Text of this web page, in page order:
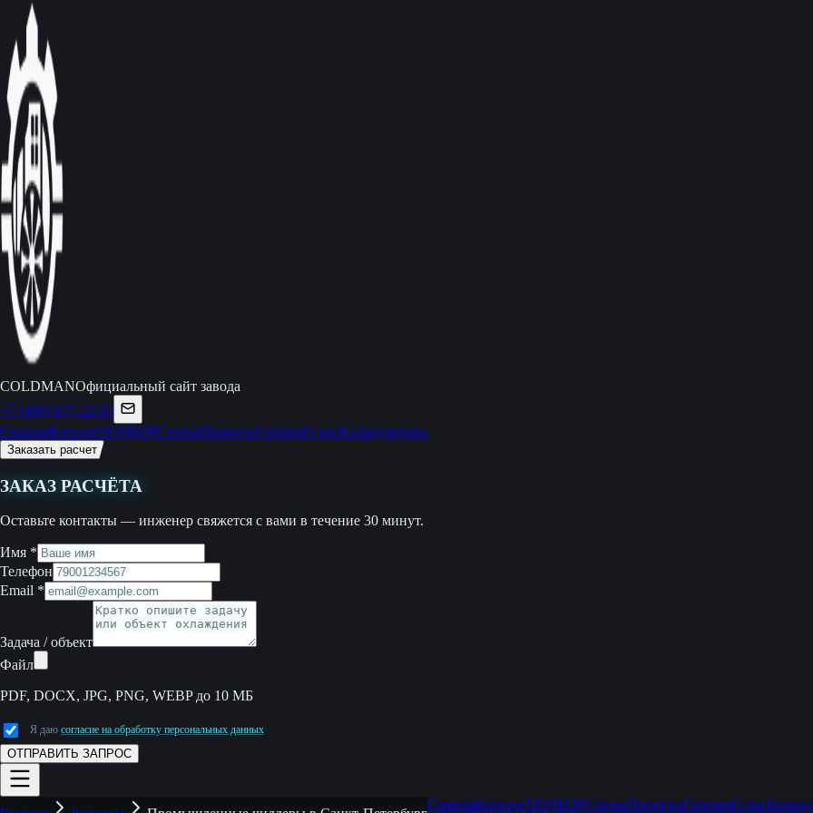
COLDMANОфициальный сайт завода
+7 (499) 677-22-93
ГлавнаяКаталогПОДБОРСтатьиПроектыГалереяО насКалькуляторы
Заказать расчет
ЗАКАЗ РАСЧЁТА
Оставьте контакты — инженер свяжется с вами в течение 30 минут.
Имя *
Телефон
Email *
Задача / объект
Файл
PDF, DOCX, JPG, PNG, WEBP до 10 МБ
Я даю согласие на обработку персональных данных
ОТПРАВИТЬ ЗАПРОС
ГлавнаяКаталогПОДБОРСтатьиПроектыГалереяО нас